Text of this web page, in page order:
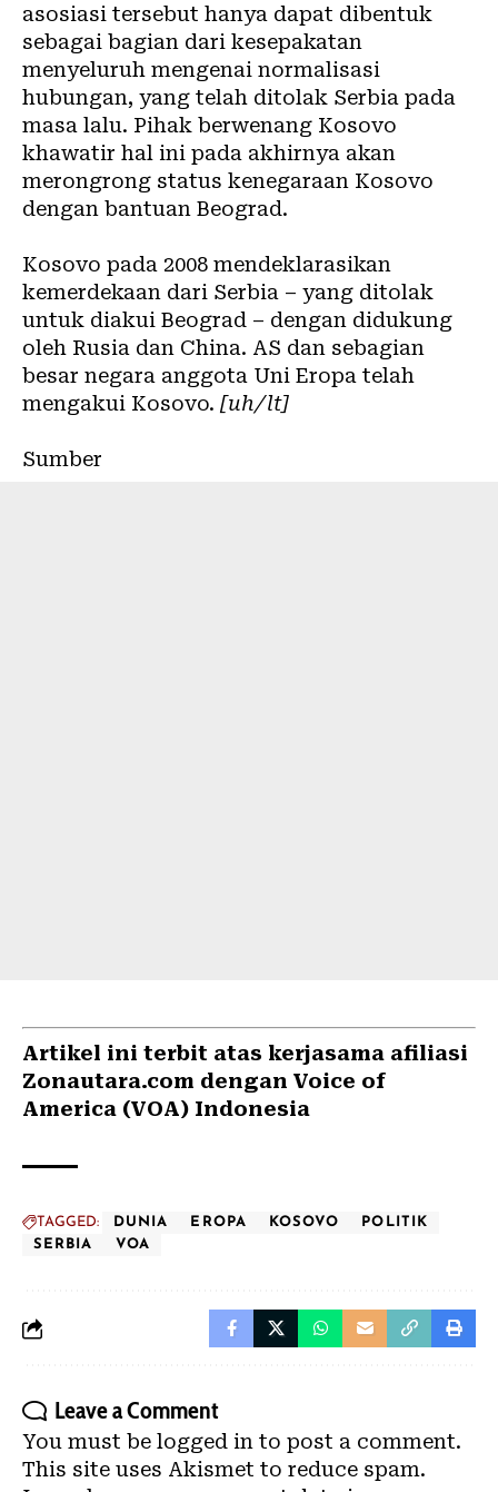
asosiasi tersebut hanya dapat dibentuk
sebagai bagian dari kesepakatan
menyeluruh mengenai normalisasi
hubungan, yang telah ditolak Serbia pada
masa lalu. Pihak berwenang Kosovo
khawatir hal ini pada akhirnya akan
merongrong status kenegaraan Kosovo
dengan bantuan Beograd.
Kosovo pada 2008 mendeklarasikan
kemerdekaan dari Serbia – yang ditolak
untuk diakui Beograd – dengan didukung
oleh Rusia dan China. AS dan sebagian
besar negara anggota Uni Eropa telah
mengakui Kosovo. [uh/lt]
Sumber
Artikel ini terbit atas kerjasama afiliasi
Zonautara.com dengan Voice of
America (VOA) Indonesia
TAGGED: DUNIA EROPA KOSOVO
POLITIK
SERBIA
VOA
Leave a Comment
You must be logged in to post a comment.
This site uses Akismet to reduce spam.